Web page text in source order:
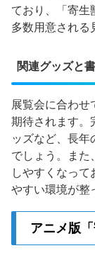
ており、「寄生
多数用意される
関連グッズと
展覧会に合わせ
期待されます。
ッズなど、長年
でしょう。また
しやすくなって
やすい環境が整
アニメ版